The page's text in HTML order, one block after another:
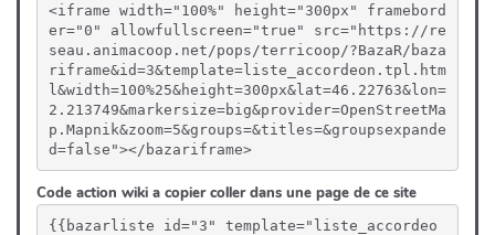
<iframe width="100%" height="300px" framebord
er="0" allowfullscreen="true" src="https://re
seau.animacoop.net/pops/terricoop/?BazaR/baza
riframe&id=3&template=liste_accordeon.tpl.htm
l&width=100%25&height=300px&lat=46.22763&lon=
2.213749&markersize=big&provider=OpenStreetMa
p.Mapnik&zoom=5&groups=&titles=&groupsexpande
d=false"></bazariframe>
Code action wiki a copier coller dans une page de ce site
{{bazarliste id="3" template="liste_accordeo